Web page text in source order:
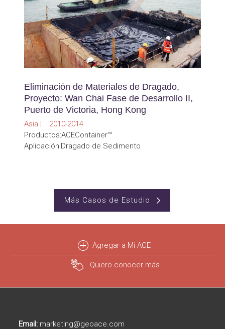
Eliminación de Materiales de Dragado,
Proyecto: Wan Chai Fase de Desarrollo II,
Puerto de Victoria, Hong Kong
Asia | 2010-2014
Productos:ACEContainer™
Aplicación:Dragado de Sedimento
Más Casos de Estudio
Agregar a Mi ACE
Quiero conocer más
Email: marketing@geoace.com